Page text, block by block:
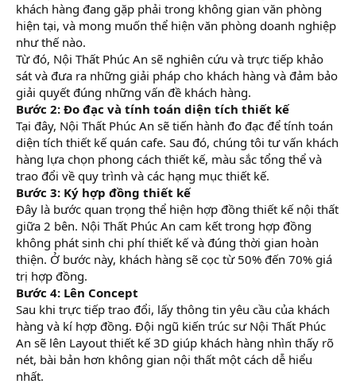
khách hàng đang gặp phải trong không gian văn phòng
hiện tại, và mong muốn thể hiện văn phòng doanh nghiệp
như thế nào.
Từ đó, Nội Thất Phúc An sẽ nghiên cứu và trực tiếp khảo
sát và đưa ra những giải pháp cho khách hàng và đảm bảo
giải quyết đúng những vấn đề khách hàng.
Bước 2: Đo đạc và tính toán diện tích thiết kế
Tại đây, Nội Thất Phúc An sẽ tiến hành đo đạc để tính toán
diện tích thiết kế quán cafe. Sau đó, chúng tôi tư vấn khách
hàng lựa chọn phong cách thiết kế, màu sắc tổng thể và
trao đổi về quy trình và các hạng mục thiết kế.
Bước 3: Ký hợp đồng thiết kế
Đây là bước quan trọng thể hiện hợp đồng thiết kế nội thất
giữa 2 bên. Nội Thất Phúc An cam kết trong hợp đồng
không phát sinh chi phí thiết kế và đúng thời gian hoàn
thiện. Ở bước này, khách hàng sẽ cọc từ 50% đến 70% giá
trị hợp đồng.
Bước 4: Lên Concept
Sau khi trực tiếp trao đổi, lấy thông tin yêu cầu của khách
hàng và kí hợp đồng. Đội ngũ kiến trúc sư Nội Thất Phúc
An sẽ lên Layout thiết kế 3D giúp khách hàng nhìn thấy rõ
nét, bài bản hơn không gian nội thất một cách dễ hiểu
nhất.